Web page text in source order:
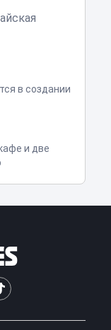
в создании
и две